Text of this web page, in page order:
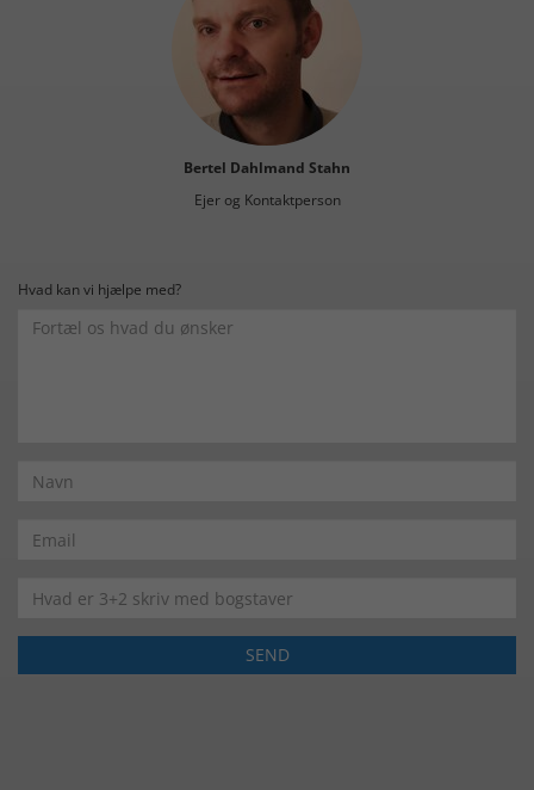
Bertel Dahlmand Stahn
Ejer og Kontaktperson
Hvad kan vi hjælpe med?